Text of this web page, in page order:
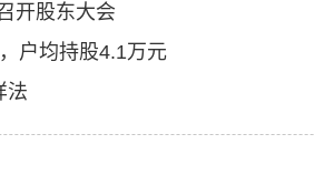
开股东大会
户均持股4.1万元
法